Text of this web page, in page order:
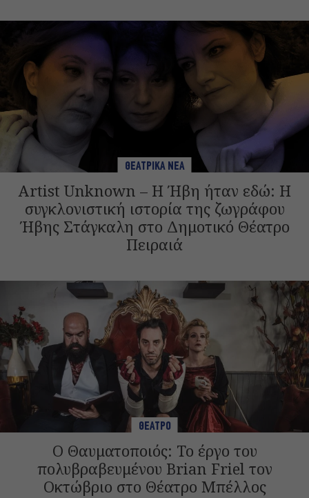
ΘΕΑΤΡΙΚΑ ΝΕΑ
Artist Unknown – Η Ήβη ήταν εδώ: Η
συγκλονιστική ιστορία της ζωγράφου
Ήβης Στάγκαλη στο Δημοτικό Θέατρο
Πειραιά
ΘΕΑΤΡΟ
Ο Θαυματοποιός: Το έργο του
πολυβραβευμένου Brian Friel τον
Οκτώβριο στο Θέατρο Μπέλλος